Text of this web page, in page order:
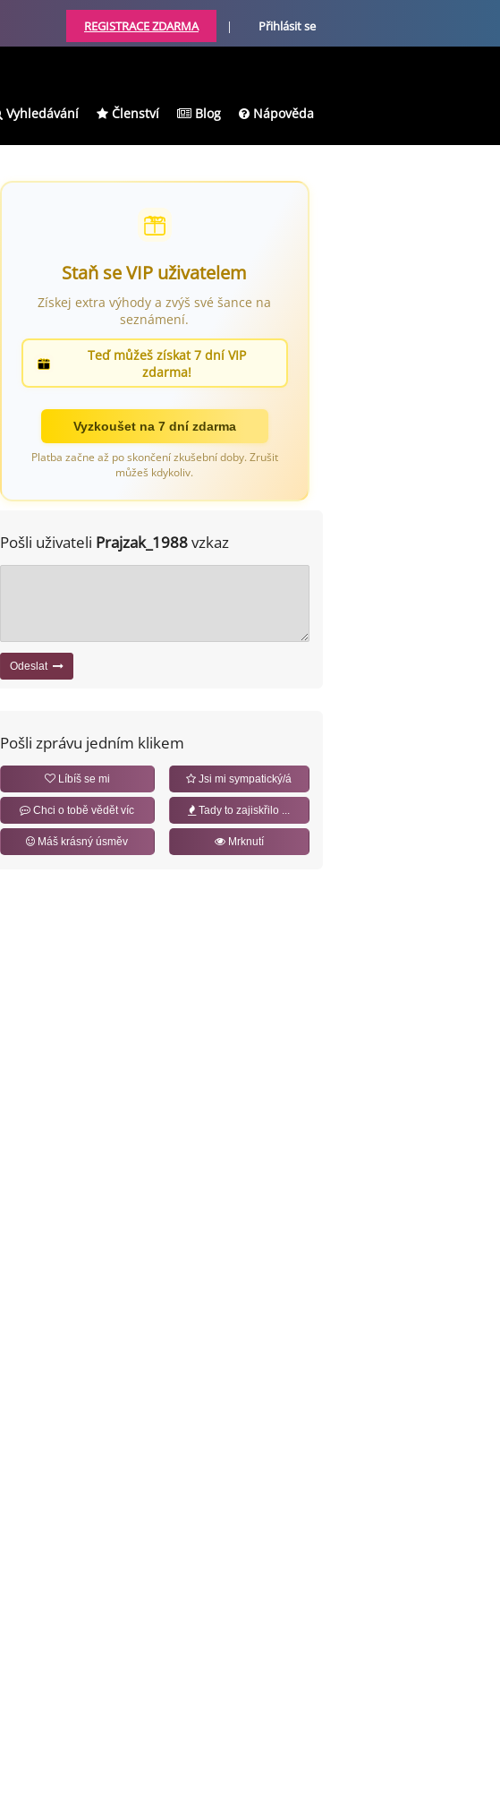
REGISTRACE ZDARMA | Přihlásit se
Vyhledávání Členství Blog Nápověda
Staň se VIP uživatelem
Získej extra výhody a zvýš své šance na
seznámení.
Teď můžeš získat 7 dní VIP
zdarma!
Vyzkoušet na 7 dní zdarma
Platba začne až po skončení zkušební doby. Zrušit
můžeš kdykoliv.
Pošli uživateli Prajzak_1988vzkaz
Odeslat
Pošli zprávu jedním klikem
Líbíš se mi Jsi mi sympatický/á
Chci o tobě vědět víc Tady to zajiskřilo ...
Máš krásný úsměv Mrknutí